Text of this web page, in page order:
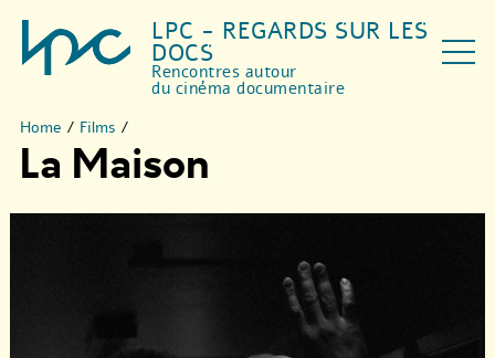
LPC - REGARDS SUR LES
DOCS
Rencontres autour
du cinéma documentaire
Home / Films /
La Maison